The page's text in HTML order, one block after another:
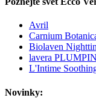
Avril
Carnium
Biolaven
lavera
L'Intime
Novinky: